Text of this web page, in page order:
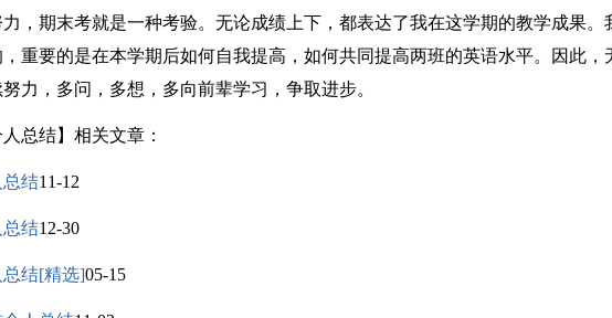
期末考就是一种考验。无论成绩上下，都表达了我在这学期的教学成果。
重要的是在本学期后如何自我提高，如何共同提高两班的英语水平。因此，
力，多问，多想，多向前辈学习，争取进步。
总结】相关文章：
结11-12
结12-30
结[精选]05-15